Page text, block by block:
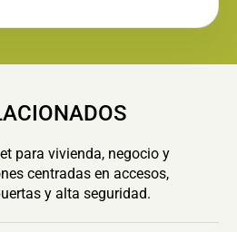
para vivienda, negocio y
centradas en accesos,
y alta seguridad.